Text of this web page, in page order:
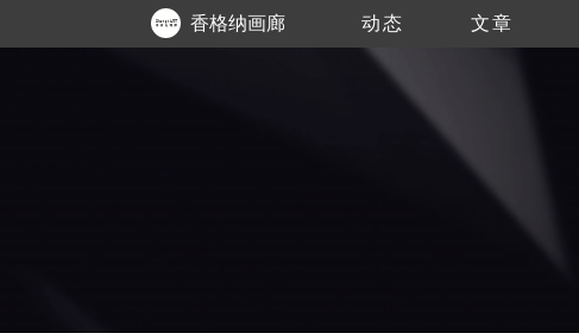
香格纳画廊 动态 文章